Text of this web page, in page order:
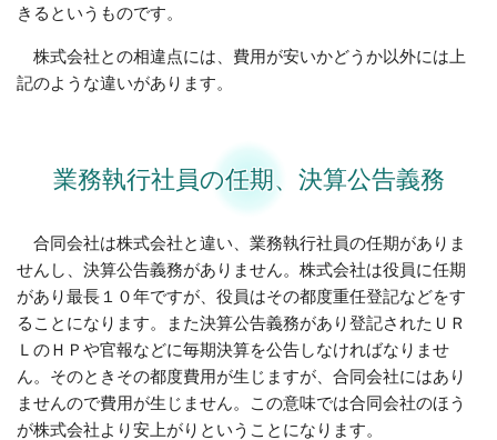
きるというものです。
株式会社との相違点には、費用が安いかどうか以外には上
記のような違いがあります。
業務執行社員の任期、決算公告義務
合同会社は株式会社と違い、業務執行社員の任期がありま
せんし、決算公告義務がありません。株式会社は役員に任期
があり最長１０年ですが、役員はその都度重任登記などをす
ることになります。また決算公告義務があり登記されたＵＲ
ＬのＨＰや官報などに毎期決算を公告しなければなりませ
ん。そのときその都度費用が生じますが、合同会社にはあり
ませんので費用が生じません。この意味では合同会社のほう
が株式会社より安上がりということになります。